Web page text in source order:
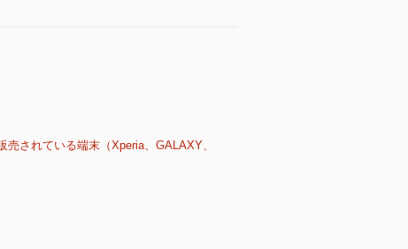
されている端末（Xperia、GALAXY、